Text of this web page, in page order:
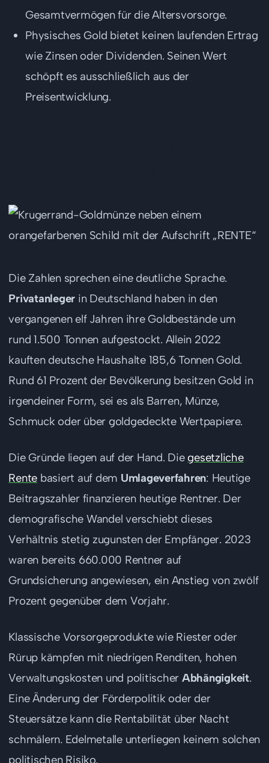
Gesamtvermögen für die Altersvorsorge.
Physisches Gold bietet keinen laufenden Ertrag
wie Zinsen oder Dividenden. Seinen Wert
schöpft es ausschließlich aus der
Preisentwicklung.
Die Zahlen sprechen eine deutliche Sprache.
Privatanleger in Deutschland haben in den
vergangenen elf Jahren ihre Goldbestände um
rund 1.500 Tonnen aufgestockt. Allein 2022
kauften deutsche Haushalte 185,6 Tonnen Gold.
Rund 61 Prozent der Bevölkerung besitzen Gold in
irgendeiner Form, sei es als Barren, Münze,
Schmuck oder über goldgedeckte Wertpapiere.
Die Gründe liegen auf der Hand. Diegesetzliche
Rente basiert auf dem Umlageverfahren: Heutige
Beitragszahler finanzieren heutige Rentner. Der
demografische Wandel verschiebt dieses
Verhältnis stetig zugunsten der Empfänger. 2023
waren bereits 660.000 Rentner auf
Grundsicherung angewiesen, ein Anstieg von zwölf
Prozent gegenüber dem Vorjahr.
Klassische Vorsorgeprodukte wie Riester oder
Rürup kämpfen mit niedrigen Renditen, hohen
Verwaltungskosten und politischer Abhängigkeit.
Eine Änderung der Förderpolitik oder der
Steuersätze kann die Rentabilität über Nacht
schmälern. Edelmetalle unterliegen keinem solchen
politischen Risiko.